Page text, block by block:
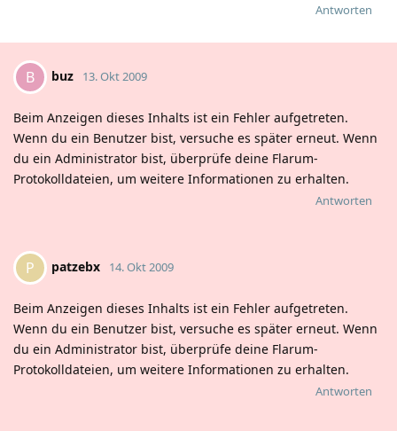
Antworten
B buz 13. Okt 2009
Beim Anzeigen dieses Inhalts ist ein Fehler aufgetreten.
Wenn du ein Benutzer bist, versuche es später erneut. Wenn
du ein Administrator bist, überprüfe deine Flarum-
Protokolldateien, um weitere Informationen zu erhalten.
Antworten
P patzebx 14. Okt 2009
Beim Anzeigen dieses Inhalts ist ein Fehler aufgetreten.
Wenn du ein Benutzer bist, versuche es später erneut. Wenn
du ein Administrator bist, überprüfe deine Flarum-
Protokolldateien, um weitere Informationen zu erhalten.
Antworten